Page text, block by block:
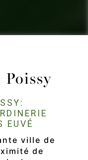
Poissy
EUVÉ
ville de
de